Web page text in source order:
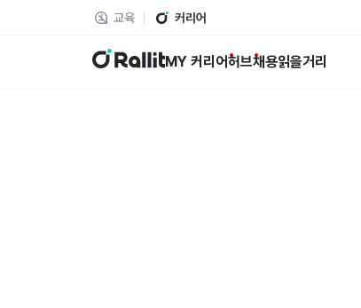
교육 커리어
랠릿 MY 커리어허브채용읽을거리